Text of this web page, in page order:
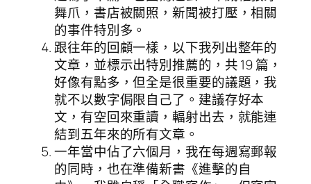
舞爪，書店被關照，新聞被打壓，相關
的事件特別多。
跟往年的回顧一樣，以下我列出整年的
文章，並標示出特別推薦的，共 19 篇，
好像有點多，但全是很重要的議題，我
就不以數字侷限自己了。建議存好本
文，有空回來重讀，輻射出去，就能連
結到五年來的所有文章。
一年當中佔了六個月，我在每週寫郵報
的同時，也在準備新書《進擊的自